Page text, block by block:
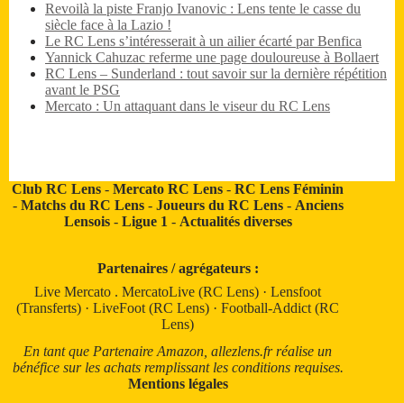
Revoilà la piste Franjo Ivanovic : Lens tente le casse du
siècle face à la Lazio !
Le RC Lens s’intéresserait à un ailier écarté par Benfica
Yannick Cahuzac referme une page douloureuse à Bollaert
RC Lens – Sunderland : tout savoir sur la dernière répétition
avant le PSG
Mercato : Un attaquant dans le viseur du RC Lens
Club RC Lens -Mercato RC Lens -RC Lens Féminin
- Matchs du RC Lens- Joueurs du RC Lens- Anciens
Lensois- Ligue 1 - Actualités diverses
Partenaires / agrégateurs :
Live Mercato .MercatoLive (RC Lens) ·Lensfoot
(Transferts) ·LiveFoot (RC Lens) ·Football-Addict (RC
Lens)
En tant que Partenaire Amazon, allezlens.fr réalise un
bénéfice sur les achats remplissant les conditions requises.
Mentions légales